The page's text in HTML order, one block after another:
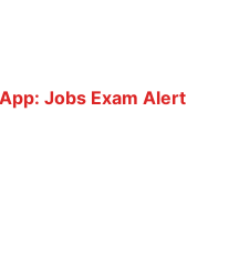
App: Jobs Exam Alert